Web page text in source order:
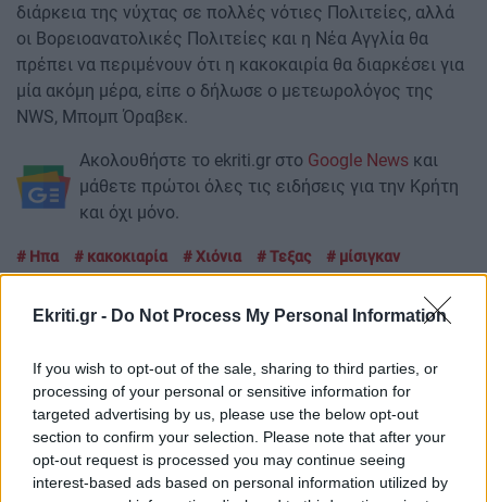
Ekriti.gr - Do Not Process My Personal Information
If you wish to opt-out of the sale, sharing to third parties, or
processing of your personal or sensitive information for
targeted advertising by us, please use the below opt-out
section to confirm your selection. Please note that after your
opt-out request is processed you may continue seeing
interest-based ads based on personal information utilized by
διάρκεια της νύχτας σε πολλές νότιες Πολιτείες, αλλά
οι Βορειοανατολικές Πολιτείες και η Νέα Αγγλία θα
πρέπει να περιμένουν ότι η κακοκαιρία θα διαρκέσει για
μία ακόμη μέρα, είπε ο δήλωσε ο μετεωρολόγος της
NWS, Μπομπ Όραβεκ.
Ακολουθήστε το ekriti.gr στο Google News και
μάθετε πρώτοι όλες τις ειδήσεις για την Κρήτη
και όχι μόνο.
Ηπα κακοκιαρία Χιόνια Τεξας μίσιγκαν
ΡΟΗ ΕΙΔΗΣΕΩΝ
00:00
ΣΧΕΣΕΙΣ ΚΑΙ SEX
Πώς θα καταλάβεις ότι ένας άνθρωπος δεν